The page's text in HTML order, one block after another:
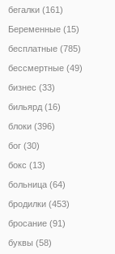
бегалки (161)
Беременные (15)
бесплатные (785)
бессмертные (49)
бизнес (33)
бильярд (16)
блоки (396)
бог (30)
бокс (13)
больница (64)
бродилки (453)
бросание (91)
буквы (58)